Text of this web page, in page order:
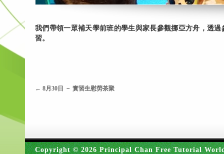
我們帶領一眾補天學前班的學生與家長參觀挪亞方舟，透
習。
← 8月30日 － 實習生慰勞茶聚
Copyright © 2026 Principal Chan Free Tutorial